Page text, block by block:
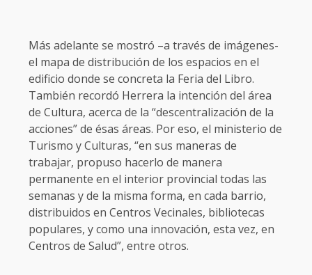
Más adelante se mostró –a través de imágenes-
el mapa de distribución de los espacios en el
edificio donde se concreta la Feria del Libro.
También recordó Herrera la intención del área
de Cultura, acerca de la “descentralización de la
acciones” de ésas áreas. Por eso, el ministerio de
Turismo y Culturas, “en sus maneras de
trabajar, propuso hacerlo de manera
permanente en el interior provincial todas las
semanas y de la misma forma, en cada barrio,
distribuidos en Centros Vecinales, bibliotecas
populares, y como una innovación, esta vez, en
Centros de Salud”, entre otros.